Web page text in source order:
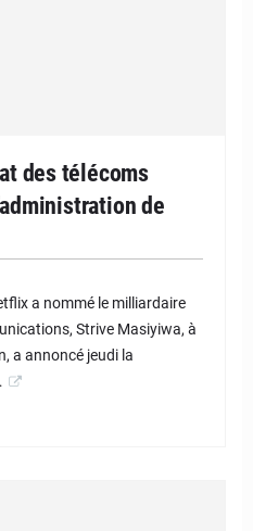
des télécoms
de
a nommé le milliardaire
Strive Masiyiwa, à
a annoncé jeudi la